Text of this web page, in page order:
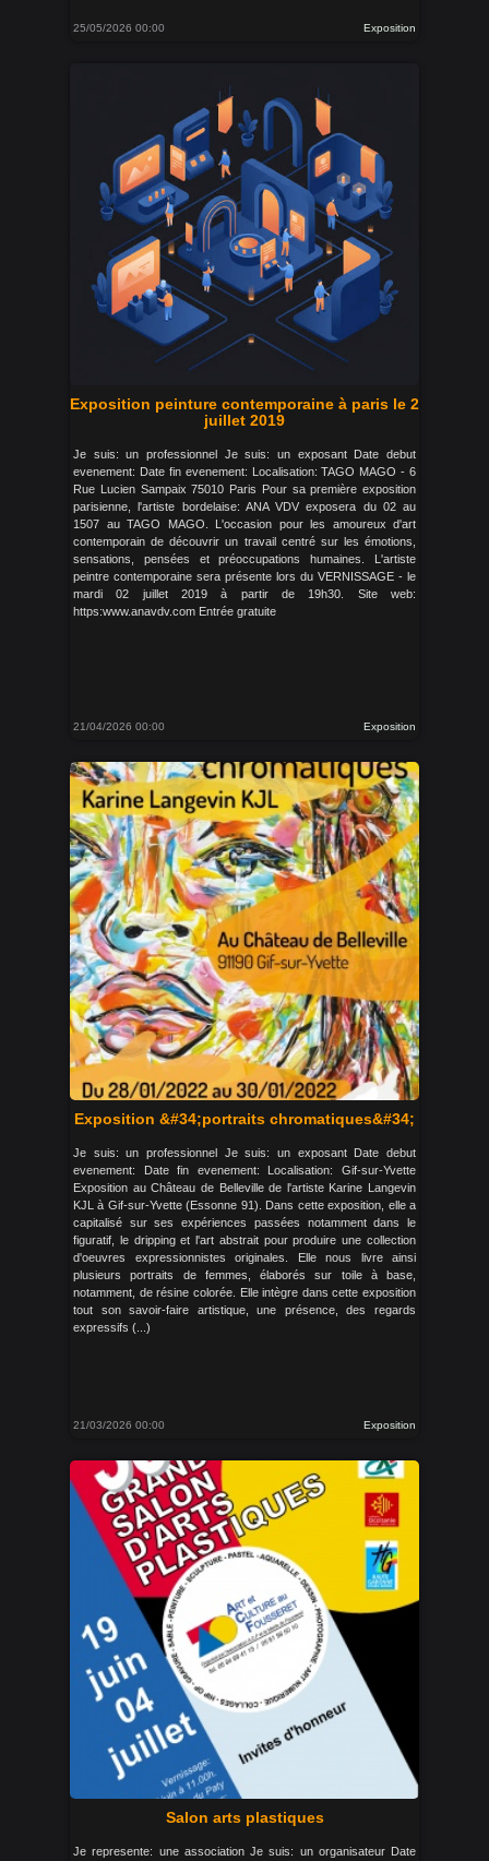
25/05/2026 00:00 Exposition
Exposition peinture contemporaine à paris le 2
juillet 2019
Je suis: un professionnel Je suis: un exposant Date debut
evenement: Date fin evenement: Localisation: TAGO MAGO - 6
Rue Lucien Sampaix 75010 Paris Pour sa première exposition
parisienne, l'artiste bordelaise: ANA VDV exposera du 02 au
1507 au TAGO MAGO. L'occasion pour les amoureux d'art
contemporain de découvrir un travail centré sur les émotions,
sensations, pensées et préoccupations humaines. L'artiste
peintre contemporaine sera présente lors du VERNISSAGE - le
mardi 02 juillet 2019 à partir de 19h30. Site web:
https:www.anavdv.com Entrée gratuite
21/04/2026 00:00 Exposition
Exposition &#34;portraits chromatiques&#34;
Je suis: un professionnel Je suis: un exposant Date debut
evenement: Date fin evenement: Localisation: Gif-sur-Yvette
Exposition au Château de Belleville de l'artiste Karine Langevin
KJL à Gif-sur-Yvette (Essonne 91). Dans cette exposition, elle a
capitalisé sur ses expériences passées notamment dans le
figuratif, le dripping et l'art abstrait pour produire une collection
d'oeuvres expressionnistes originales. Elle nous livre ainsi
plusieurs portraits de femmes, élaborés sur toile à base,
notamment, de résine colorée. Elle intègre dans cette exposition
tout son savoir-faire artistique, une présence, des regards
expressifs (...)
21/03/2026 00:00 Exposition
Salon arts plastiques
Je represente: une association Je suis: un organisateur Date